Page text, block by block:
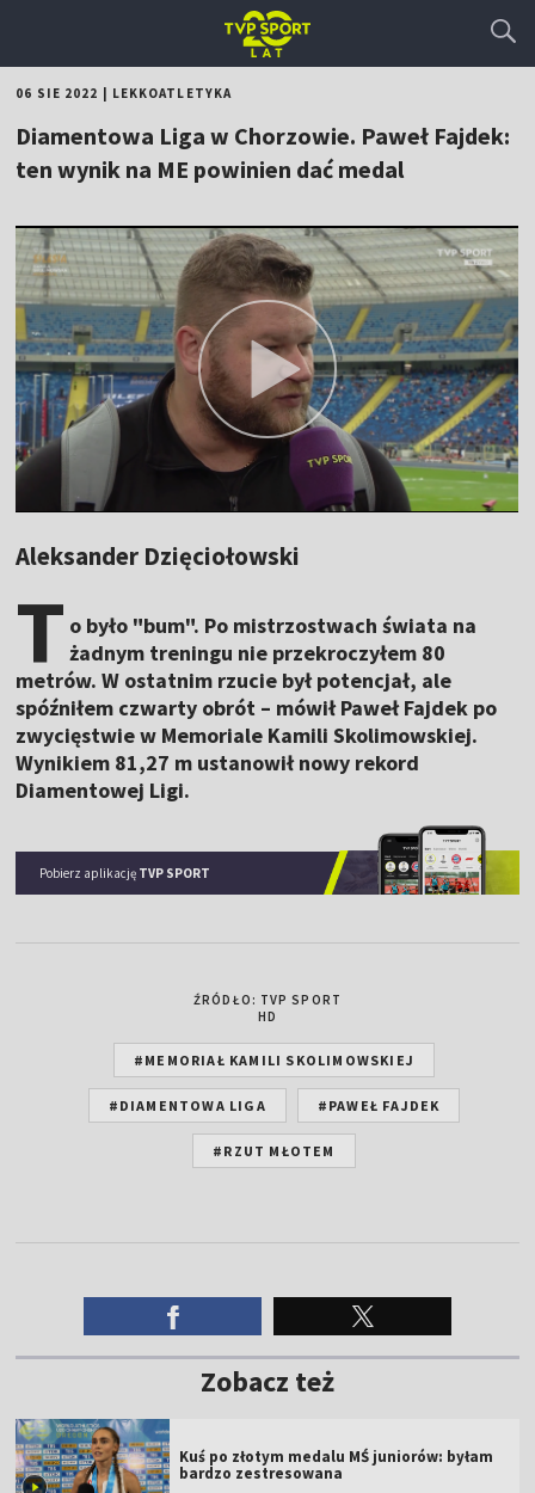
06 SIE 2022 LEKKOATLETYKA
Diamentowa Liga w Chorzowie. Paweł Fajdek:
ten wynik na ME powinien dać medal
Aleksander Dzięciołowski
T o było "bum". Po mistrzostwach świata na
żadnym treningu nie przekroczyłem 80
metrów. W ostatnim rzucie był potencjał, ale
spóźniłem czwarty obrót – mówił Paweł Fajdek po
zwycięstwie w Memoriale Kamili Skolimowskiej.
Wynikiem 81,27 m ustanowił nowy rekord
Diamentowej Ligi.
Pobierz aplikację TVP SPORT
ŹRÓDŁO: TVP SPORT
HD
#MEMORIAŁ KAMILI SKOLIMOWSKIEJ
#DIAMENTOWA LIGA #PAWEŁ FAJDEK
#RZUT MŁOTEM
Zobacz też
Kuś po złotym medalu MŚ juniorów: byłam
bardzo zestresowana